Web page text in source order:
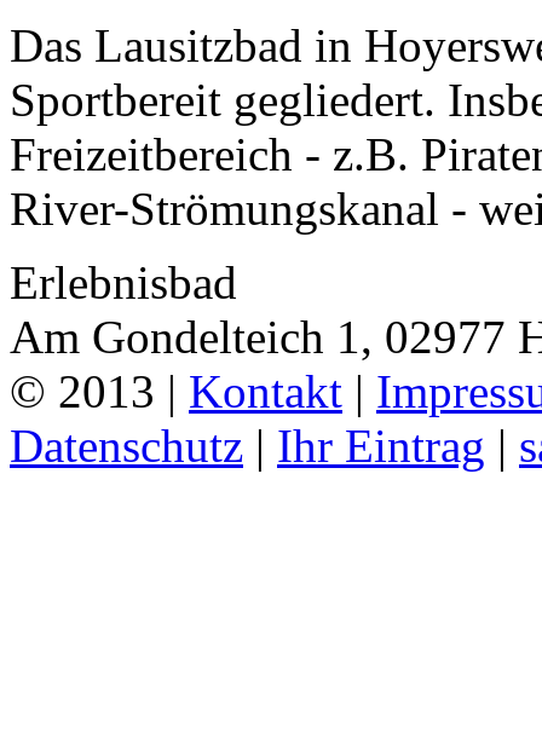
Das Lausitzbad in
Sportbereit gegliedert.
Freizeitbereich - z.B.
River-Strömungskanal -
Erlebnisbad
Am Gondelteich 1, 02977
© 2013 | Kontakt |
Datenschutz | Ihr Eintrag |